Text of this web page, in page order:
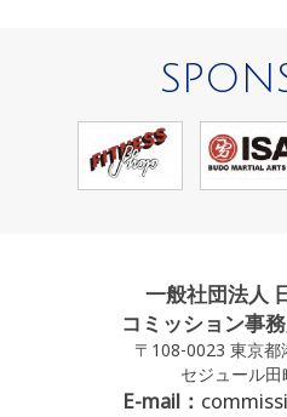
一般社団法人
コミッション事
〒108-0023 東京
セジュール
E-mail：